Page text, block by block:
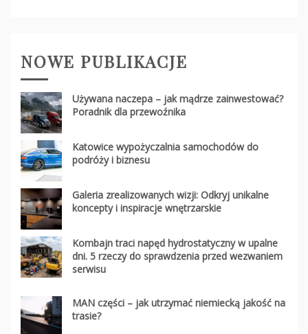
NOWE PUBLIKACJE
Używana naczepa – jak mądrze zainwestować?
Poradnik dla przewoźnika
Katowice wypożyczalnia samochodów do
podróży i biznesu
Galeria zrealizowanych wizji: Odkryj unikalne
koncepty i inspiracje wnętrzarskie
Kombajn traci napęd hydrostatyczny w upalne
dni. 5 rzeczy do sprawdzenia przed wezwaniem
serwisu
MAN części – jak utrzymać niemiecką jakość na
trasie?